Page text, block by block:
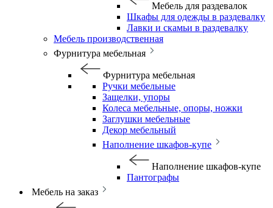
Мебель для раздевалок
Шкафы для одежды в раздевалку
Лавки и скамьи в раздевалку
Мебель производственная
Фурнитура мебельная
Фурнитура мебельная
Ручки мебельные
Защелки, упоры
Колеса мебельные, опоры, ножки
Заглушки мебельные
Декор мебельный
Наполнение шкафов-купе
Наполнение шкафов-купе
Пантографы
Мебель на заказ